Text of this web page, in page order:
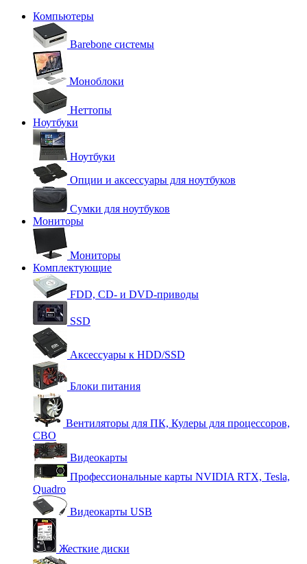
Компьютеры
Barebone системы
Моноблоки
Неттопы
Ноутбуки
Ноутбуки
Опции и аксессуары для ноутбуков
Сумки для ноутбуков
Мониторы
Мониторы
Комплектующие
FDD, CD- и DVD-приводы
SSD
Аксессуары к HDD/SSD
Блоки питания
Вентиляторы для ПК, Кулеры для процессоров,
СВО
Видеокарты
Профессиональные карты NVIDIA RTX, Tesla,
Quadro
Видеокарты USB
Жесткие диски